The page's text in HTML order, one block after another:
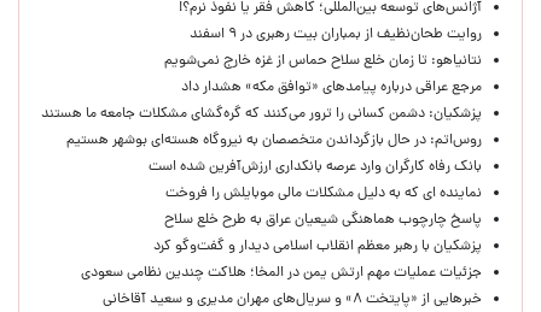
آژانس‌های توسعه بین‌المللی؛ کاهش فقر یا نفوذ نرم؟!
روایت طحان‌نظیف از بمباران بیت رهبری در ۹ اسفند
نتانیاهو: تا زمان خلع سلاح حماس از غزه خارج نمی‌شویم
مرجع عراقی درباره پیامدهای «توافق مکه» هشدار داد
پزشکیان: دشمن کسانی را ترور می‌کنند که گره‌گشای مشکلات جامعه ما هستند
روس‌اتم: در حال بازگرداندن متخصصان به نیروگاه هسته‌ای بوشهر هستیم
بانک رفاه کارگران وارد عرصه بانکداری ارزش‌آفرین شده است
نماینده ای که به دلیل مشکلات مالی موبایلش را فروخت
پاسخ چارچوب هماهنگی شیعیان عراق به طرح خلع سلاح
پزشکیان با رهبر معظم انقلاب اسلامی دیدار و گفت‌وگو کرد
جزئیات عملیات مهم ارتش یمن در المخا؛ هلاکت چندین نظامی سعودی
خبرهایی از «پایتخت ۸» و سریال‌های مهران مدیری و سعید آقاخانی